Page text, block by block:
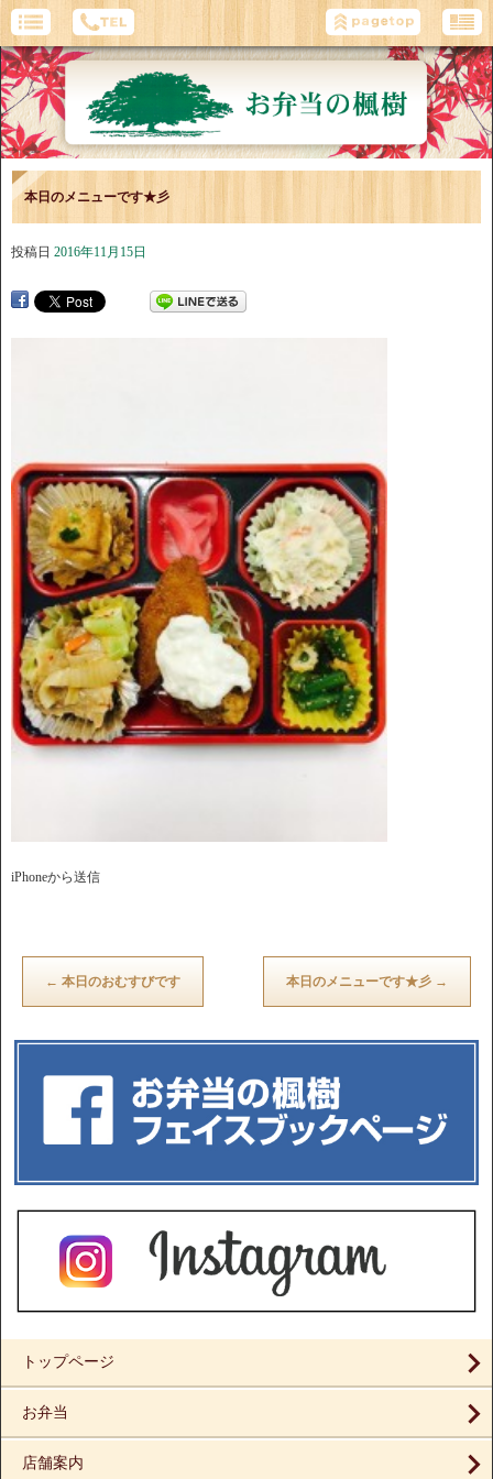
本日のメニューです★彡
投稿日 2016年11月15日
iPhoneから送信
← 本日のおむすびです 本日のメニューです★彡 →
トップページ
お弁当
店舗案内